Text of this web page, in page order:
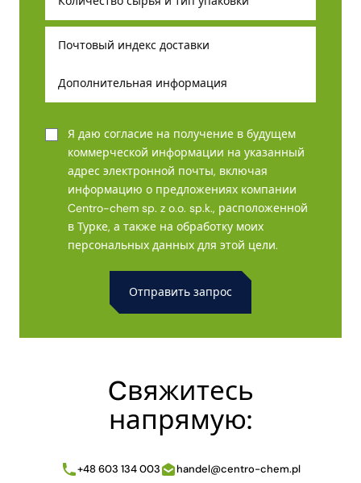
Я даю согласие на получение в будущем
коммерческой информации на указанный
адрес электронной почты, включая
информацию о предложениях компании
Centro-chem sp. z o.o. sp.k., расположенной
в Турке, а также на обработку моих
персональных данных для этой цели.
Cвяжитесь
напрямую:
+48 603 134 003 handel@centro-chem.pl